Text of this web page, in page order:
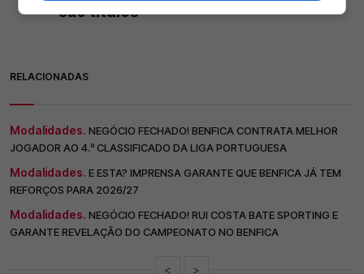
são títulos"
RELACIONADAS
Modalidades. NEGÓCIO FECHADO! BENFICA CONTRATA MELHOR
JOGADOR AO 4.º CLASSIFICADO DA LIGA PORTUGUESA
Modalidades. E ESTA? IMPRENSA GARANTE QUE BENFICA JÁ TEM
REFORÇOS PARA 2026/27
Modalidades. NEGÓCIO FECHADO! RUI COSTA BATE SPORTING E
GARANTE REVELAÇÃO DO CAMPEONATO NO BENFICA
< >